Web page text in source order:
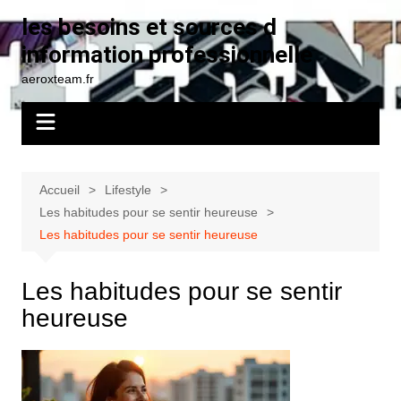
au
contenu
les besoins et sources d
information professionnelle
aeroxteam.fr
Accueil
Lifestyle
Les habitudes pour se sentir heureuse
Les habitudes pour se sentir heureuse
Les habitudes pour se sentir
heureuse